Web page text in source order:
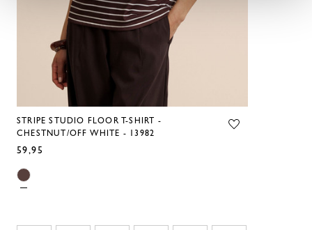
STRIPE STUDIO FLOOR T-SHIRT -
CHESTNUT/OFF WHITE - 13982
59,95